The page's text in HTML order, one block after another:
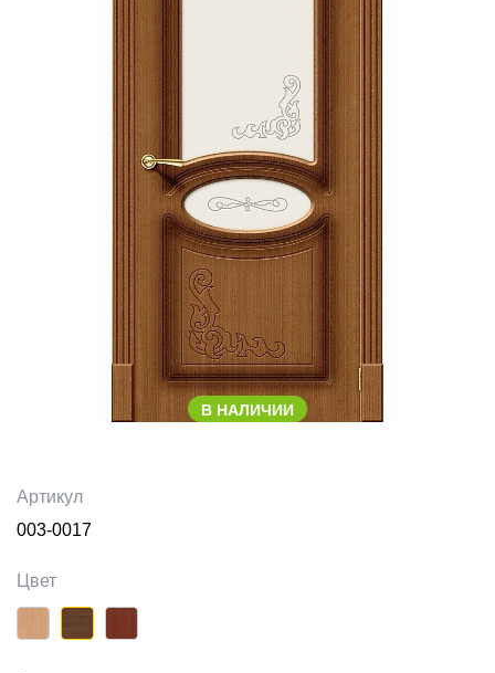
В НАЛИЧИИ
Артикул
003-0017
Цвет